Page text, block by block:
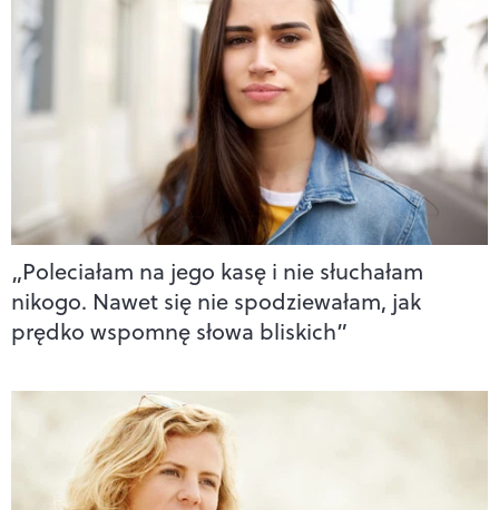
„Poleciałam na jego kasę i nie słuchałam
nikogo. Nawet się nie spodziewałam, jak
prędko wspomnę słowa bliskich”